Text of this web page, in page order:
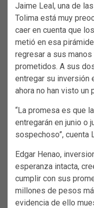
Jaime Leal, una de
Tolima está muy
caer en cuenta que
metió en esa
regresar a sus
prometidos. A sus
entregar su inversión
ahora no han visto un
“La promesa es que
entregarán en junio o
sospechoso”, cuenta
Edgar Henao,
esperanza intacta,
cumplir con sus
millones de pesos
evidencia de ello